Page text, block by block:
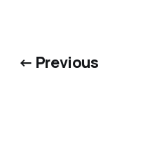
← Previous